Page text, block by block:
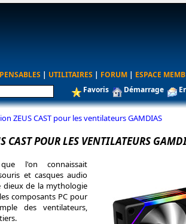
| UTILITAIRES | FORUM | ESPACE
Favoris Démarrage
ZEUS CAST pour les ventilateurs GAMDIAS
CAST POUR LES VENTILATEURS
l'on connaissait
et casques audio
dieux de la mythologie
composants PC pour
des ventilateurs,